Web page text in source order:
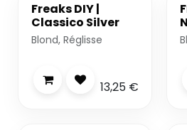
Freaks DIY |
Classico Silver
Blond, Réglisse
13,25€